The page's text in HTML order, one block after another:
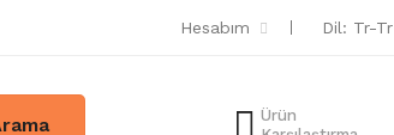
Hesabım Dil: Tr-Tr
Ürün